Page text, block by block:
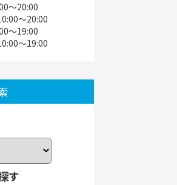
～20:00
～20:00
～19:00
～19:00
す